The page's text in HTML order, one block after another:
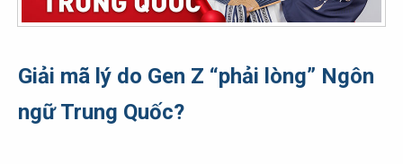
Giải mã lý do Gen Z “phải lòng” Ngôn
ngữ Trung Quốc?